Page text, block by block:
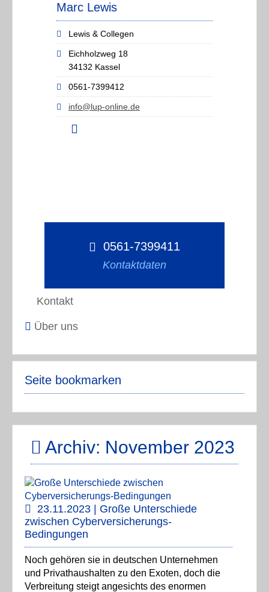
Marc Lewis
Lewis & Collegen
Eichholzweg 18
34132 Kassel
0561-7399412
info@lup-online.de
0561-7399411
Kontaktdaten
Kontakt
Über uns
Seite bookmarken
Archiv: November 2023
23.11.2023 | Große Unterschiede
zwischen Cyberversicherungs-
Bedingungen
Noch gehören sie in deutschen Unternehmen
und Privathaushalten zu den Exoten, doch die
Verbreitung steigt angesichts des enormen